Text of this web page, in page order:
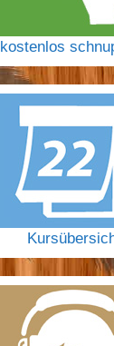
kostenlos